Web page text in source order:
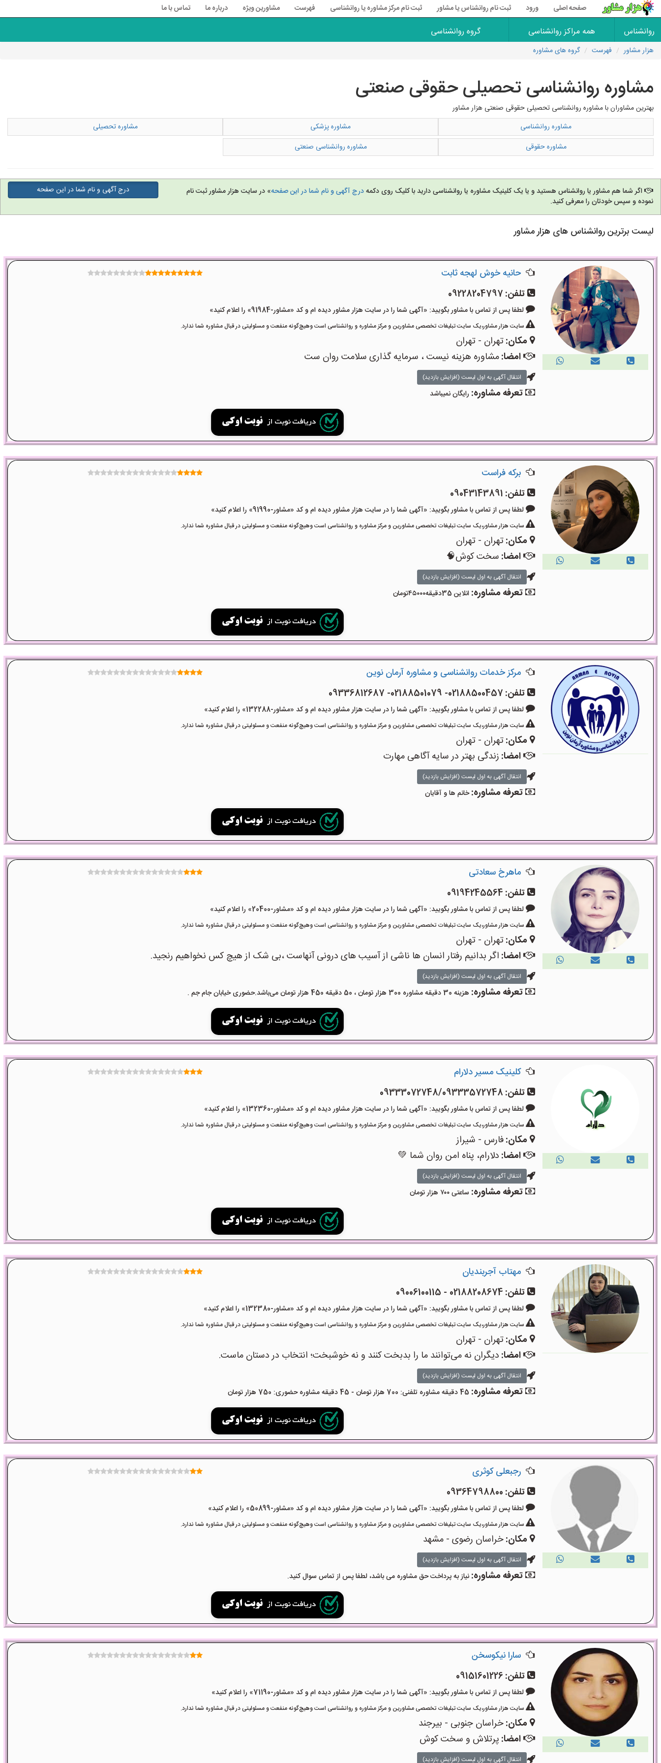
صفحه اصلی ورود ثبت نام روانشناس یا مشاور ثبت نام مرکز مشاوره یا روانشناسی فهرست مشاورین ویژه درباره ما تماس با ما
روانشناس همه مراکز روانشناسی گروه روانشناسی
هزار مشاور فهرست گروه های مشاوره
مشاوره روانشناسی تحصیلی حقوقی صنعتی
بهترین مشاوران با مشاوره روانشناسی تحصیلی حقوقی صنعتی هزار مشاور
مشاوره روانشناسی
مشاوره پزشکی
مشاوره تحصیلی
مشاوره حقوقی
مشاوره روانشناسی صنعتی
اگر شما هم مشاور یا روانشناس هستید و یا یک کلینیک مشاوره یا روانشناسی دارید با کلیک روی دکمهدرج آگهی و نام شما در این صفحه» در سایت هزار مشاور ثبت نام
نموده و سپس خودتان را معرفی کنید.
درج آگهی و نام شما در این صفحه
لیست برترین روانشناس های هزار مشاور
حانیه خوش لهجه ثابت
تلفن: 09228204797
لطفا پس از تماس با مشاور بگویید: «آگهی شما را در سایت هزار مشاور دیده ام و کد «مشاور-91984» را اعلام کنید»
سایت هزار مشاور،یک سایت تبلیغات تخصصی مشاورین و مرکز مشاوره و روانشناسی است وهیچ‌گونه منفعت و مسئولیتی در قبال مشاوره شما ندارد.
مکان:تهران - تهران
امضا:مشاوره هزینه نیست ، سرمایه گذاری سلامت روان ست
انتقال آگهی به اول لیست (افزایش بازدید)
تعرفه مشاوره: رایگان نمیباشد
برکه فراست
تلفن: 09043143891
لطفا پس از تماس با مشاور بگویید: «آگهی شما را در سایت هزار مشاور دیده ام و کد «مشاور-91990» را اعلام کنید»
سایت هزار مشاور،یک سایت تبلیغات تخصصی مشاورین و مرکز مشاوره و روانشناسی است وهیچ‌گونه منفعت و مسئولیتی در قبال مشاوره شما ندارد.
مکان:تهران - تهران
امضا: سخت کوش🧠
انتقال آگهی به اول لیست (افزایش بازدید)
تعرفه مشاوره:انلاین 35دقیقه۴۵۰۰۰تومان
مرکز خدمات روانشناسی و مشاوره آرمان نوین
تلفن: 02188500457- 02188501079- 09336812687
لطفا پس از تماس با مشاور بگویید: «آگهی شما را در سایت هزار مشاور دیده ام و کد «مشاور-132288» را اعلام کنید»
سایت هزار مشاور،یک سایت تبلیغات تخصصی مشاورین و مرکز مشاوره و روانشناسی است وهیچ‌گونه منفعت و مسئولیتی در قبال مشاوره شما ندارد.
مکان:تهران - تهران
امضا: زندگی بهتر در سایه آگاهی مهارت
انتقال آگهی به اول لیست (افزایش بازدید)
تعرفه مشاوره:خانم ها و آقایان
ماهرخ سعادتی
تلفن: 09194245564
لطفا پس از تماس با مشاور بگویید: «آگهی شما را در سایت هزار مشاور دیده ام و کد «مشاور-20400» را اعلام کنید»
سایت هزار مشاور،یک سایت تبلیغات تخصصی مشاورین و مرکز مشاوره و روانشناسی است وهیچ‌گونه منفعت و مسئولیتی در قبال مشاوره شما ندارد.
مکان:تهران - تهران
امضا: اگر بدانیم رفتار انسان ها ناشی از آسیب های درونی آنهاست ،بی شک از هیچ کس نخواهیم رنجید.
انتقال آگهی به اول لیست (افزایش بازدید)
تعرفه مشاوره: هزینه 30 دقیقه مشاوره 300 هزار تومان ، 50 دقیقه 450 هزار تومان می‌باشد.حضوری خیابان جام جم .
کلینیک مسیر دلارام
تلفن: 09333072748/09333572748
لطفا پس از تماس با مشاور بگویید: «آگهی شما را در سایت هزار مشاور دیده ام و کد «مشاور-132360» را اعلام کنید»
سایت هزار مشاور،یک سایت تبلیغات تخصصی مشاورین و مرکز مشاوره و روانشناسی است وهیچ‌گونه منفعت و مسئولیتی در قبال مشاوره شما ندارد.
مکان:فارس - شیراز
امضا: دلارام، پناه امن روان شما 💚
انتقال آگهی به اول لیست (افزایش بازدید)
تعرفه مشاوره:ساعتی ۷۰۰ هزار تومان
مهتاب آجربندیان
تلفن: 02188208674 - 09006100115
لطفا پس از تماس با مشاور بگویید: «آگهی شما را در سایت هزار مشاور دیده ام و کد «مشاور-132380» را اعلام کنید»
سایت هزار مشاور،یک سایت تبلیغات تخصصی مشاورین و مرکز مشاوره و روانشناسی است وهیچ‌گونه منفعت و مسئولیتی در قبال مشاوره شما ندارد.
مکان:تهران - تهران
امضا: دیگران نه می‌توانند ما را بدبخت کنند و نه خوشبخت؛ انتخاب در دستان ماست.
انتقال آگهی به اول لیست (افزایش بازدید)
تعرفه مشاوره: 45 دقیقه مشاوره تلفنی: 700 هزار تومان - 45 دقیقه مشاوره حضوری: 750 هزار تومان
رجبعلی کوثری
تلفن: 09364798800
لطفا پس از تماس با مشاور بگویید: «آگهی شما را در سایت هزار مشاور دیده ام و کد «مشاور-50899» را اعلام کنید»
سایت هزار مشاور،یک سایت تبلیغات تخصصی مشاورین و مرکز مشاوره و روانشناسی است وهیچ‌گونه منفعت و مسئولیتی در قبال مشاوره شما ندارد.
مکان:خراسان رضوی - مشهد
انتقال آگهی به اول لیست (افزایش بازدید)
تعرفه مشاوره:نیاز به پرداخت حق مشاوره می باشد، لطفا پس از تماس سوال کنید.
سارا نیکوسخن
تلفن: 09151601226
لطفا پس از تماس با مشاور بگویید: «آگهی شما را در سایت هزار مشاور دیده ام و کد «مشاور-71190» را اعلام کنید»
سایت هزار مشاور،یک سایت تبلیغات تخصصی مشاورین و مرکز مشاوره و روانشناسی است وهیچ‌گونه منفعت و مسئولیتی در قبال مشاوره شما ندارد.
مکان:خراسان جنوبی - بیرجند
امضا: پرتلاش و سخت کوش
انتقال آگهی به اول لیست (افزایش بازدید)